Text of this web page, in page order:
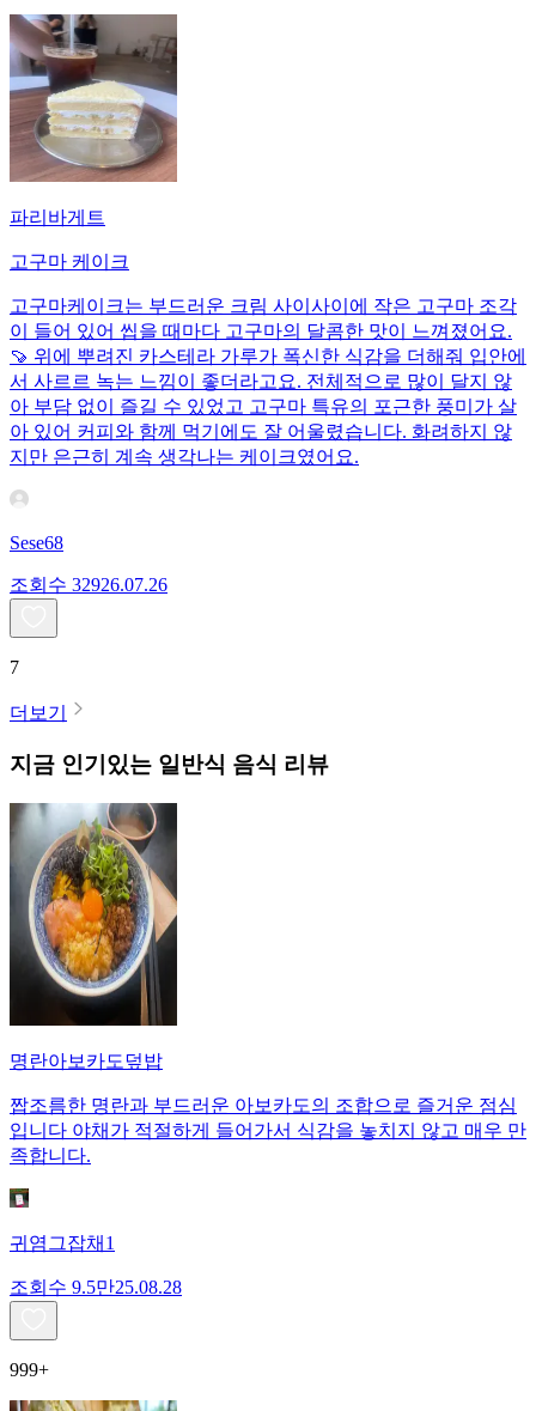
파리바게트
고구마 케이크
고구마케이크는 부드러운 크림 사이사이에 작은 고구마 조각
이 들어 있어 씹을 때마다 고구마의 달콤한 맛이 느껴졌어요.
🍠 위에 뿌려진 카스테라 가루가 폭신한 식감을 더해줘 입안에
서 사르르 녹는 느낌이 좋더라고요. 전체적으로 많이 달지 않
아 부담 없이 즐길 수 있었고 고구마 특유의 포근한 풍미가 살
아 있어 커피와 함께 먹기에도 잘 어울렸습니다. 화려하지 않
지만 은근히 계속 생각나는 케이크였어요.
Sese68
조회수 32926.07.26
7
더보기
지금 인기있는 일반식 음식 리뷰
명란아보카도덮밥
짭조름한 명란과 부드러운 아보카도의 조합으로 즐거운 점심
입니다 야채가 적절하게 들어가서 식감을 놓치지 않고 매우 만
족합니다.
귀염그잡채1
조회수 9.5만25.08.28
999+